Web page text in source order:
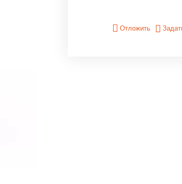
Отложить